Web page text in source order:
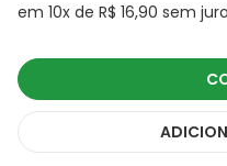
em 10x de R$ 16,90 sem